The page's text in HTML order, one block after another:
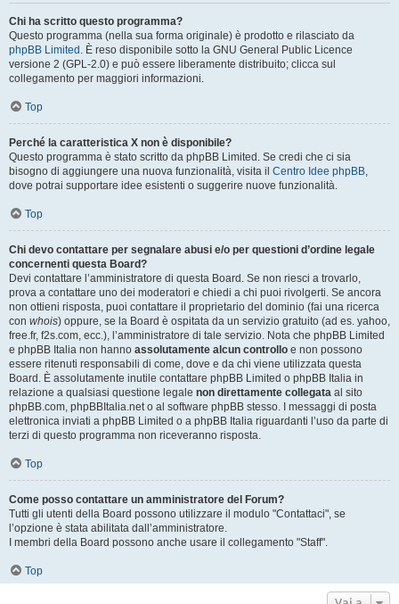
Chi ha scritto questo programma?
Questo programma (nella sua forma originale) è prodotto e rilasciato da
phpBB Limited . È reso disponibile sotto la GNU General Public Licence
versione 2 (GPL-2.0) e può essere liberamente distribuito; clicca sul
collegamento per maggiori informazioni.
Top
Perché la caratteristica X non è disponibile?
Questo programma è stato scritto da phpBB Limited. Se credi che ci sia
bisogno di aggiungere una nuova funzionalità, visita il Centro Idee phpBB,
dove potrai supportare idee esistenti o suggerire nuove funzionalità.
Top
Chi devo contattare per segnalare abusi e/o per questioni d’ordine legale
concernenti questa Board?
Devi contattare l’amministratore di questa Board. Se non riesci a trovarlo,
prova a contattare uno dei moderatori e chiedi a chi puoi rivolgerti. Se ancora
non ottieni risposta, puoi contattare il proprietario del dominio (fai una ricerca
con whois) oppure, se la Board è ospitata da un servizio gratuito (ad es. yahoo,
free.fr, f2s.com, ecc.), l’amministratore di tale servizio. Nota che phpBB Limited
e phpBB Italia non hanno assolutamente alcun controllo e non possono
essere ritenuti responsabili di come, dove e da chi viene utilizzata questa
Board. È assolutamente inutile contattare phpBB Limited o phpBB Italia in
relazione a qualsiasi questione legale non direttamente collegata al sito
phpBB.com, phpBBItalia.net o al software phpBB stesso. I messaggi di posta
elettronica inviati a phpBB Limited o a phpBB Italia riguardanti l’uso da parte di
terzi di questo programma non riceveranno risposta.
Top
Come posso contattare un amministratore del Forum?
Tutti gli utenti della Board possono utilizzare il modulo "Contattaci", se
l’opzione è stata abilitata dall’amministratore.
I membri della Board possono anche usare il collegamento "Staff".
Top